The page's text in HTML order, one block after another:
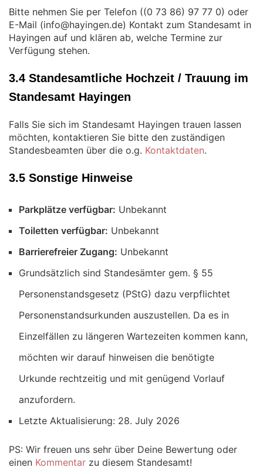
Bitte nehmen Sie per Telefon (
) oder
E-Mail (
) Kontakt zum Standesamt in
Hayingen auf und klären ab, welche Termine zur
Verfügung stehen.
3.4 Standesamtliche Hochzeit / Trauung im
Standesamt Hayingen
Falls Sie sich im Standesamt Hayingen trauen lassen
möchten, kontaktieren Sie bitte den zuständigen
Standesbeamten über die o.g. Kontaktdaten.
3.5 Sonstige Hinweise
Parkplätze verfügbar: Unbekannt
Toiletten verfügbar: Unbekannt
Barrierefreier Zugang: Unbekannt
Grundsätzlich sind Standesämter gem. § 55
Personenstandsgesetz (PStG) dazu verpflichtet
Personenstandsurkunden auszustellen. Da es in
Einzelfällen zu längeren Wartezeiten kommen kann,
möchten wir darauf hinweisen die benötigte
Urkunde rechtzeitig und mit genügend Vorlauf
anzufordern.
Letzte Aktualisierung: 28. July 2026
PS: Wir freuen uns sehr über Deine Bewertung oder
einen Kommentar zu diesem Standesamt!